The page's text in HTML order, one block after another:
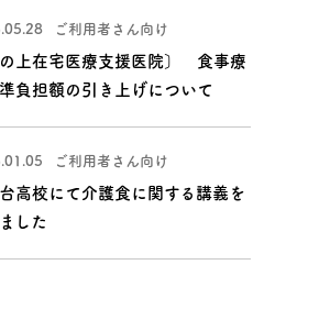
ご利用者さん向け
の上在宅医療支援医院〕 食事療
負担額の引き上げについて
ご利用者さん向け
高校にて介護食に関する講義を
した